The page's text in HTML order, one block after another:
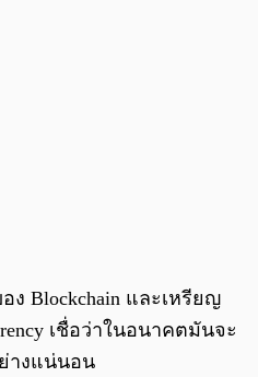
Blockchain และเหรียญ
เชื่อว่าในอนาคตมันจะ
างแน่นอน